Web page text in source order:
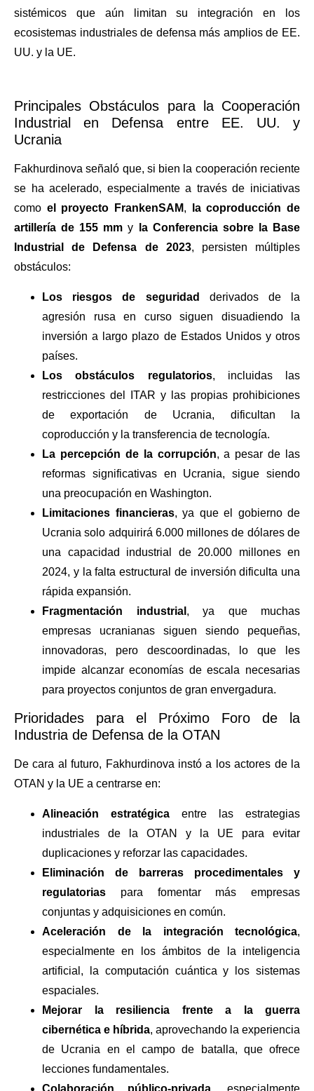
sistémicos que aún limitan su integración en los
ecosistemas industriales de defensa más amplios de EE.
UU. y la UE.
Principales Obstáculos para la Cooperación
Industrial en Defensa entre EE. UU. y
Ucrania
Fakhurdinova señaló que, si bien la cooperación reciente
se ha acelerado, especialmente a través de iniciativas
como el proyecto FrankenSAM,
la coproducción de
artillería de 155 mm y
la Conferencia sobre la Base
Industrial de Defensa de 2023, persisten múltiples
obstáculos:
Los riesgos de seguridad
derivados de la
agresión rusa en curso siguen disuadiendo la
inversión a largo plazo de Estados Unidos y otros
países.
Los obstáculos regulatorios, incluidas las
restricciones del ITAR y las propias prohibiciones
de exportación de Ucrania, dificultan la
coproducción y la transferencia de tecnología.
La percepción de la corrupción, a pesar de las
reformas significativas en Ucrania, sigue siendo
una preocupación en Washington.
Limitaciones financieras, ya que el gobierno de
Ucrania solo adquirirá 6.000 millones de dólares de
una capacidad industrial de 20.000 millones en
2024, y la falta estructural de inversión dificulta una
rápida expansión.
Fragmentación industrial , ya que muchas
empresas ucranianas siguen siendo pequeñas,
innovadoras, pero descoordinadas, lo que les
impide alcanzar economías de escala necesarias
para proyectos conjuntos de gran envergadura.
Prioridades para el Próximo Foro de la
Industria de Defensa de la OTAN
De cara al futuro, Fakhurdinova instó a los actores de la
OTAN y la UE a centrarse en:
Alineación estratégica entre las estrategias
industriales de la OTAN y la UE para evitar
duplicaciones y reforzar las capacidades.
Eliminación de barreras procedimentales y
regulatorias para fomentar más empresas
conjuntas y adquisiciones en común.
Aceleración de la integración tecnológica,
especialmente en los ámbitos de la inteligencia
artificial, la computación cuántica y los sistemas
espaciales.
Mejorar la resiliencia frente a la guerra
cibernética e híbrida, aprovechando la experiencia
de Ucrania en el campo de batalla, que ofrece
lecciones fundamentales.
Colaboración público-privada , especialmente